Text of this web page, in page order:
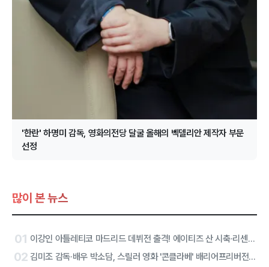
'한란' 하명미 감독, 영화의전당 달굴 올해의 벡델리안 제작자 부문
선정
많이 본 뉴스
01 이강인 아틀레티코 마드리드 데뷔전 출격! 에이티즈 산 시축·리센느 하프타임 공연 확정
02 김미조 감독·배우 박소담, 스릴러 영화 '콘클라베' 배리어프리버전 합류